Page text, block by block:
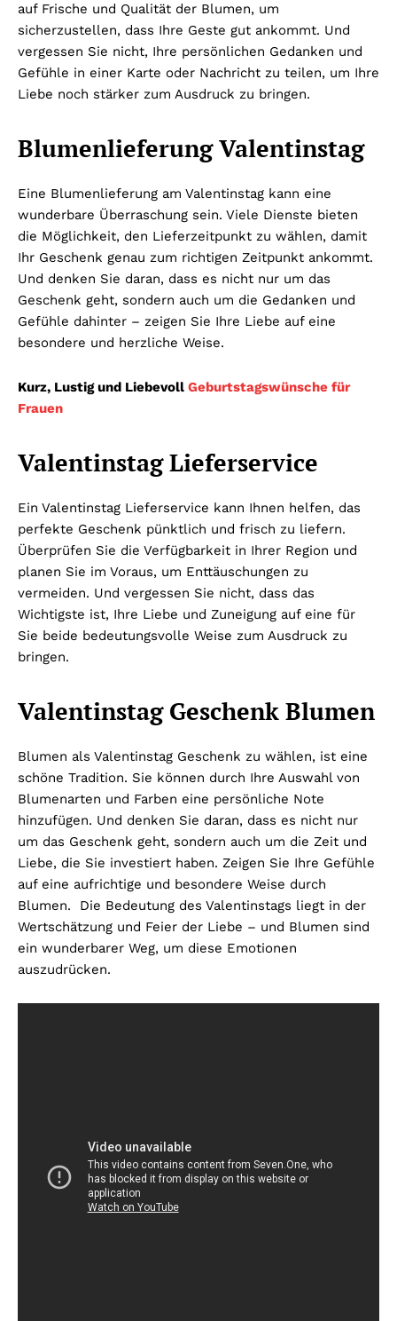
auf Frische und Qualität der Blumen, um
sicherzustellen, dass Ihre Geste gut ankommt. Und
vergessen Sie nicht, Ihre persönlichen Gedanken und
Gefühle in einer Karte oder Nachricht zu teilen, um Ihre
Liebe noch stärker zum Ausdruck zu bringen.
Blumenlieferung Valentinstag
Eine Blumenlieferung am Valentinstag kann eine
wunderbare Überraschung sein. Viele Dienste bieten
die Möglichkeit, den Lieferzeitpunkt zu wählen, damit
Ihr Geschenk genau zum richtigen Zeitpunkt ankommt.
Und denken Sie daran, dass es nicht nur um das
Geschenk geht, sondern auch um die Gedanken und
Gefühle dahinter – zeigen Sie Ihre Liebe auf eine
besondere und herzliche Weise.
Kurz, Lustig und Liebevoll Geburtstagswünsche für
Frauen
Valentinstag Lieferservice
Ein Valentinstag Lieferservice kann Ihnen helfen, das
perfekte Geschenk pünktlich und frisch zu liefern.
Überprüfen Sie die Verfügbarkeit in Ihrer Region und
planen Sie im Voraus, um Enttäuschungen zu
vermeiden. Und vergessen Sie nicht, dass das
Wichtigste ist, Ihre Liebe und Zuneigung auf eine für
Sie beide bedeutungsvolle Weise zum Ausdruck zu
bringen.
Valentinstag Geschenk Blumen
Blumen als Valentinstag Geschenk zu wählen, ist eine
schöne Tradition. Sie können durch Ihre Auswahl von
Blumenarten und Farben eine persönliche Note
hinzufügen. Und denken Sie daran, dass es nicht nur
um das Geschenk geht, sondern auch um die Zeit und
Liebe, die Sie investiert haben. Zeigen Sie Ihre Gefühle
auf eine aufrichtige und besondere Weise durch
Blumen. Die Bedeutung des Valentinstags liegt in der
Wertschätzung und Feier der Liebe – und Blumen sind
ein wunderbarer Weg, um diese Emotionen
auszudrücken.